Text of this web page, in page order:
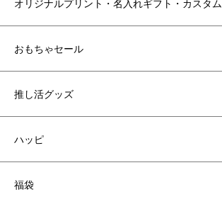
オリジナルプリント・名入れギフト・カスタム
おもちゃセール
推し活グッズ
ハッピ
福袋